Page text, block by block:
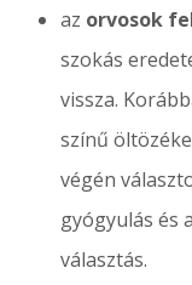
az orvosok
szokás
vissza.
színű
végén
gyógyulás és
választás.